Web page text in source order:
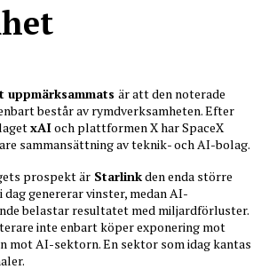
uppmärksammats är att den noterade
består av rymdverksamheten. Efter
xAIoch plattformen X har SpaceX
sammansättning av teknik- och AI-bolag.
prospekt är Starlinkden enda större
genererar vinster, medan AI-
belastar resultatet med miljardförluster.
inte enbart köper exponering mot
mot AI-sektorn. En sektor som idag kantas